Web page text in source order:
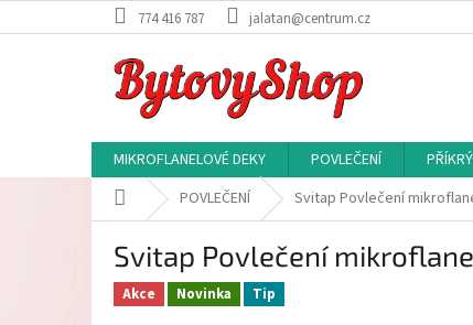
na
774 416 787 jalatan@centrum.cz
MIKROFLANELOVÉ DEKY POVLEČENÍ
Domů POVLEČENÍ Svitap Povlečení
Svitap Povlečení
Akce Novinka Tip